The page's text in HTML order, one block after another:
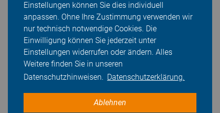
Einstellungen können Sie dies individuell
anpassen. Ohne Ihre Zustimmung verwenden wir
nur technisch notwendige Cookies. Die
Einwilligung können Sie jederzeit unter
Einstellungen widerrufen oder ändern. Alles
Weitere finden Sie in unseren
Datenschutzhinweisen. Datenschutzerklärung.
Ablehnen
Bleiben Sie in Kontakt